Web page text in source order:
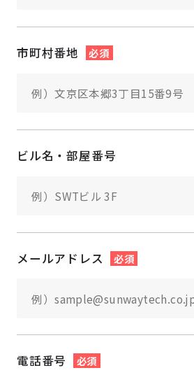
市町村番地 必須
ビル名・部屋番号
メールアドレス 必須
電話番号 必須